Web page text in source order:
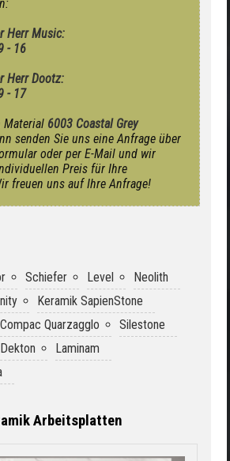
Herr Music:
- 16
Herr Dootz:
- 17
Material 6003 Coastal Grey
senden Sie uns eine Anfrage über
oder per E-Mail und wir
Preis für Ihre
freuen uns auf Ihre Anfrage!
Schiefer Level
Neolith
Keramik SapienStone
Compac Quarzagglo
Silestone
Dekton
Laminam
Arbeitsplatten